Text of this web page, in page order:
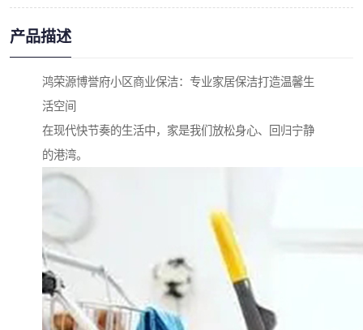
产品描述
鸿荣源博誉府小区商业保洁：专业家居保洁打造温馨生
活空间
在现代快节奏的生活中，家是我们放松身心、回归宁静
的港湾。